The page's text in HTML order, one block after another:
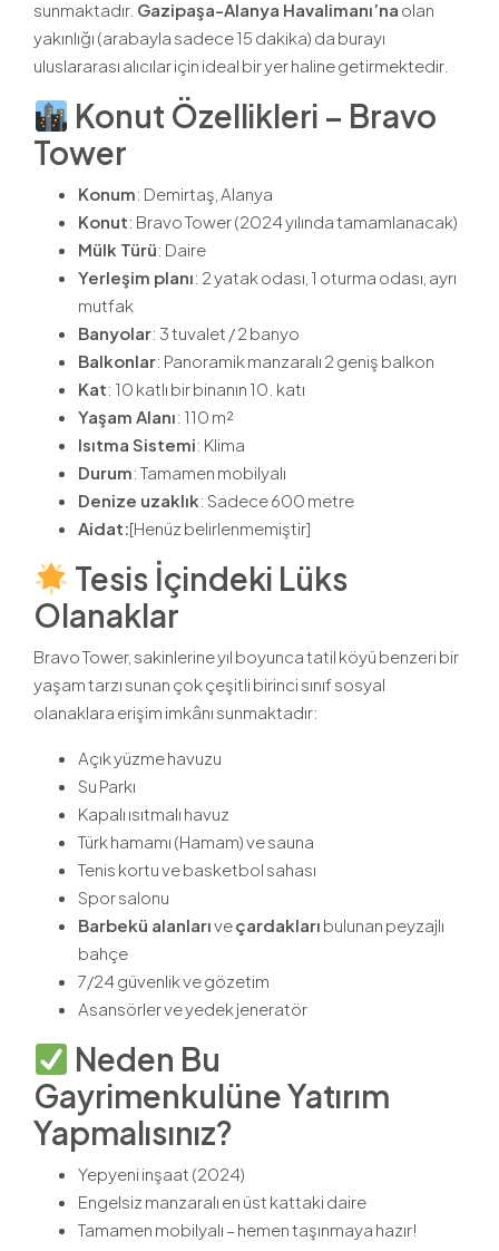
sunmaktadır. Gazipaşa-Alanya Havalimanı’na olan
yakınlığı (arabayla sadece 15 dakika) da burayı
uluslararası alıcılar için ideal bir yer haline getirmektedir.
Konut Özellikleri – Bravo
Tower
Konum: Demirtaş, Alanya
Konut: Bravo Tower (2024 yılında tamamlanacak)
Mülk Türü: Daire
Yerleşim planı: 2 yatak odası, 1 oturma odası, ayrı
mutfak
Banyolar: 3 tuvalet / 2 banyo
Balkonlar: Panoramik manzaralı 2 geniş balkon
Kat: 10 katlı bir binanın 10. katı
Yaşam Alanı: 110 m²
Isıtma Sistemi: Klima
Durum: Tamamen mobilyalı
Denize uzaklık: Sadece 600 metre
Aidat:[Henüz belirlenmemiştir]
Tesis İçindeki Lüks
Olanaklar
Bravo Tower, sakinlerine yıl boyunca tatil köyü benzeri bir
yaşam tarzı sunan çok çeşitli birinci sınıf sosyal
olanaklara erişim imkânı sunmaktadır:
Açık yüzme havuzu
Su Parkı
Kapalı ısıtmalı havuz
Türk hamamı (Hamam) ve sauna
Tenis kortu ve basketbol sahası
Spor salonu
Barbekü alanlarıveçardakları bulunan peyzajlı
bahçe
7/24 güvenlik ve gözetim
Asansörler ve yedek jeneratör
Neden Bu
Gayrimenkulüne Yatırım
Yapmalısınız?
Yepyeni inşaat (2024)
Engelsiz manzaralı en üst kattaki daire
Tamamen mobilyalı – hemen taşınmaya hazır!